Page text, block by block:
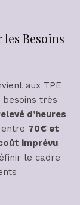
Besoins
aux TPE
besoins très
d’heures
70€ et
imprévu
le cadre